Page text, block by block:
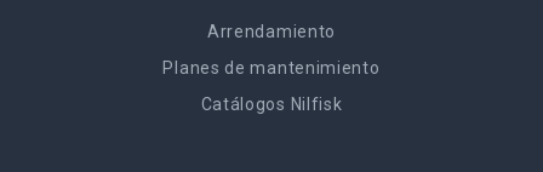
Arrendamiento
Planes de mantenimiento
Catálogos Nilfisk